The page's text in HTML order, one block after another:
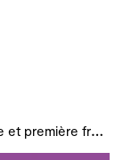
C
oncert, Création mondiale et première française, B!ME 2024